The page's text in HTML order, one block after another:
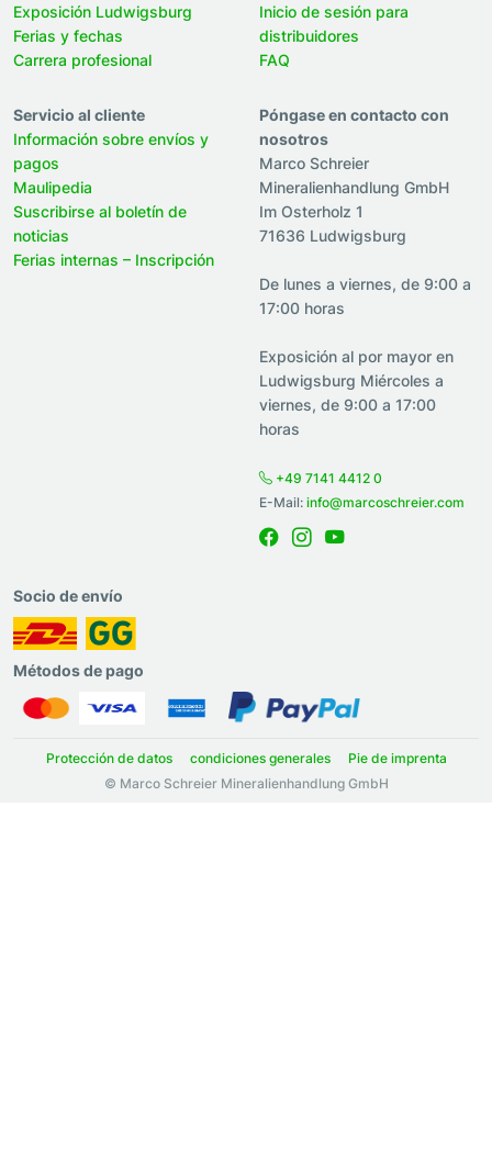
Exposición Ludwigsburg
Ferias y fechas
Carrera profesional
Inicio de sesión para
distribuidores
FAQ
Servicio al cliente
Información sobre envíos y
pagos
Maulipedia
Suscribirse al boletín de
noticias
Ferias internas – Inscripción
Póngase en contacto con
nosotros
Marco Schreier
Mineralienhandlung GmbH
Im Osterholz 1
71636 Ludwigsburg
De lunes a viernes, de 9:00 a
17:00 horas
Exposición al por mayor en
Ludwigsburg Miércoles a
viernes, de 9:00 a 17:00
horas
+49 7141 4412 0
E-Mail: info@marcoschreier.com
Socio de envío
Métodos de pago
Protección de datos condiciones generales
Pie de imprenta
© Marco Schreier Mineralienhandlung GmbH